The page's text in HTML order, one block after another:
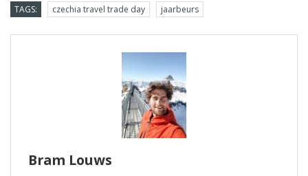
TAGS: czechia travel trade day jaarbeurs
Bram Louws